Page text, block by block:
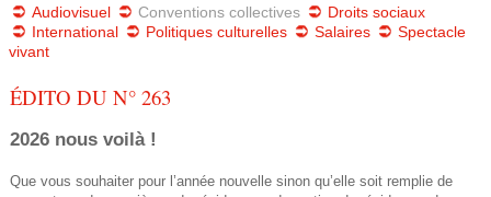
e
u
s
ê
t
Audiovisuel Conventions collectives
Droits sociaux
International
Politiques culturelles Salaires
Spectacle
vivant
ÉDITO DU N° 263
2026 nous voilà !
Que vous souhaiter pour l’année nouvelle sinon qu’elle soit remplie de